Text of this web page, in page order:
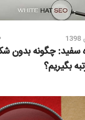
سفید: چگونه بدون
بگیریم؟